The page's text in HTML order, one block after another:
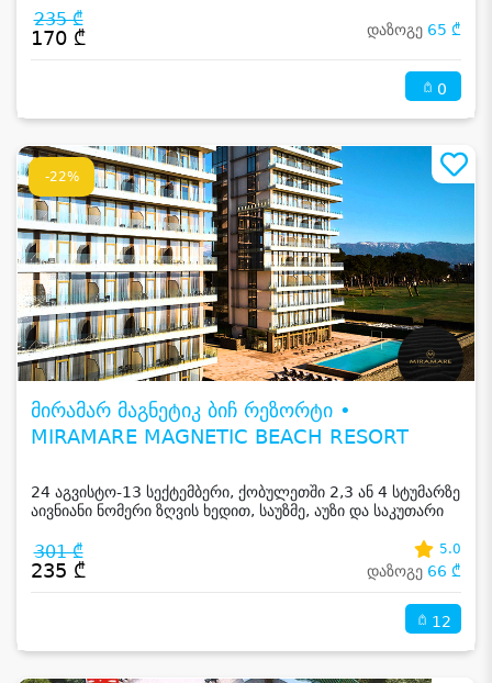
235 ₾
170 ₾ დაზოგე 65 ₾
0
-22%
მირამარ მაგნეტიკ ბიჩ რეზორტი •
MIRAMARE MAGNETIC BEACH RESORT
24 აგვისტო-13 სექტემბერი, ქობულეთში 2,3 ან 4 სტუმარზე
აივნიანი ნომერი ზღვის ხედით, საუზმე, აუზი და საკუთარი
301 ₾
235 ₾
5.0
დაზოგე 66 ₾
12